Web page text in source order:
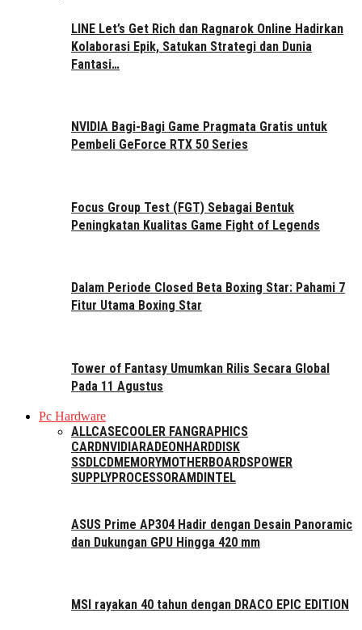
LINE Let’s Get Rich dan Ragnarok Online Hadirkan
Kolaborasi Epik, Satukan Strategi dan Dunia
Fantasi…
NVIDIA Bagi-Bagi Game Pragmata Gratis untuk
Pembeli GeForce RTX 50 Series
Focus Group Test (FGT) Sebagai Bentuk
Peningkatan Kualitas Game Fight of Legends
Dalam Periode Closed Beta Boxing Star: Pahami 7
Fitur Utama Boxing Star
Tower of Fantasy Umumkan Rilis Secara Global
Pada 11 Agustus
Pc Hardware
ALLCASECOOLER FAN GRAPHICS
CARDNVIDIARADEON HARDDISK
SSDLCDMEMORYMOTHERBOARDSPOWER
SUPPLYPROCESSORAMD INTEL
ASUS Prime AP304 Hadir dengan Desain Panoramic
dan Dukungan GPU Hingga 420 mm
MSI rayakan 40 tahun dengan DRACO EPIC EDITION